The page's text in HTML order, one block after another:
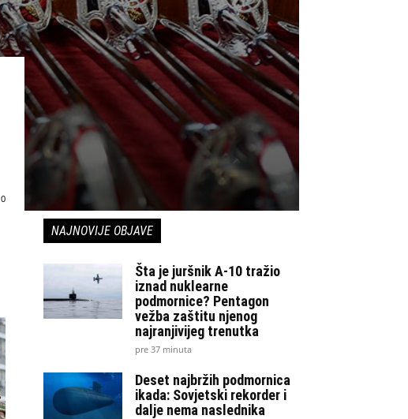
0
NAJNOVIJE OBJAVE
Šta je juršnik A-10 tražio
iznad nuklearne
podmornice? Pentagon
vežba zaštitu njenog
najranjivijeg trenutka
pre 37 minuta
Deset najbržih podmornica
ikada: Sovjetski rekorder i
dalje nema naslednika